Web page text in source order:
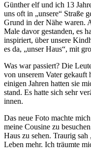
Günther elf und ich 13
uns oft in
unsere
Straße
Grund in der Nähe waren.
Male davor gestanden, es
inspiriert, über unsere
es da,
unser Haus , mit
Was war passiert? Die
von unserem Vater
einigen Jahren hatten sie
stand. Es hatte sich sehr
innen.
Das neue Foto machte
meine Cousine zu
Haus zu sehen. Traurig sah
Leben mehr. Ich träumte